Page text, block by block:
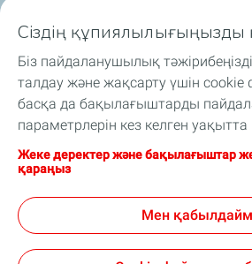
Отын қоспалар
Арнайы сұйықтықтар
Автоспорт және TotalEnergies
TotalEnergies Орталық Азияда
Назар аударыңыз Науқан
Сіздің құпиялылығыңызды
Біз пайдаланушылық
талдау және жақсарту үшін
басқа да бақылағыштарды
параметрлерін кез келген уақытта
файлдарымды басқару» түймесін
өзгертуіңізге болады. Сіз
алатынымызға келісесіз. Егер
түймесін бассаңыз, сайттың дұрыс
қажет техникалық cookie
Жеке деректер және бақылағыштар
қараңыз
Мен